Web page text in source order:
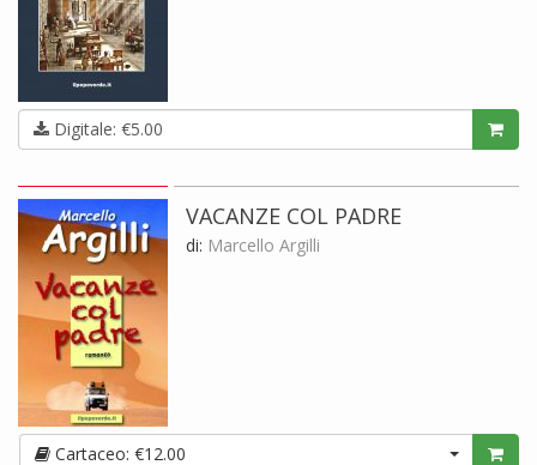
Digitale: €5.00
VACANZE COL PADRE
di: Marcello Argilli
Cartaceo: €12.00